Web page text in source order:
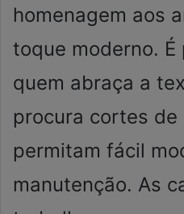
homenagem aos
toque moderno.
quem abraça a
procura cortes de
permitam fácil
manutenção. As